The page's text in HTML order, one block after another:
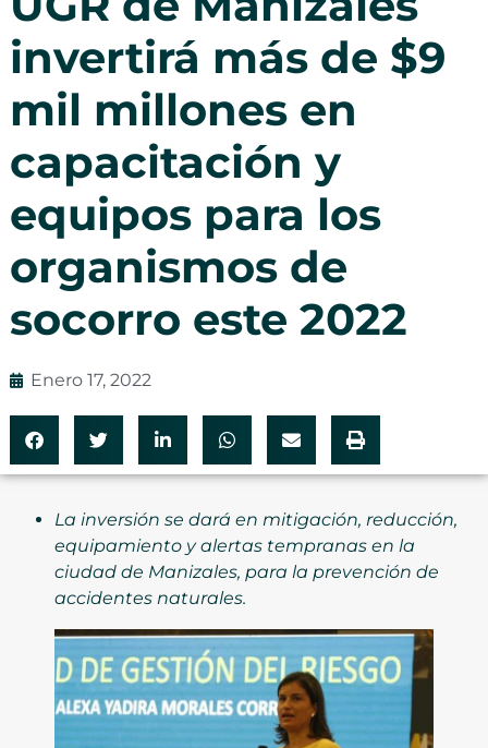
invertirá más de $9
mil millones en
capacitación y
equipos para los
organismos de
socorro este 2022
Enero 17, 2022
La inversión se dará en mitigación, reducción,
equipamiento y alertas tempranas en la
ciudad de Manizales, para la prevención de
accidentes naturales.